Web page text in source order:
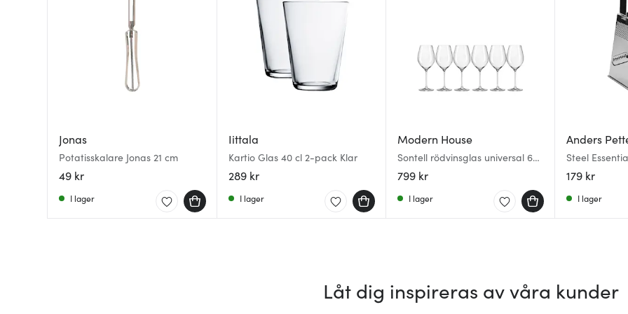
Jonas
Potatisskalare Jonas 21 cm
49 kr
I lager
Iittala
Kartio Glas 40 cl 2-pack Klar
289 kr
I lager
Modern House
Sontell rödvinsglas universal 66
cl 6-pack klar
799 kr
I lager
Anders
Steel
blankt stål
179 kr
I lager
Låt dig inspireras av våra kunder